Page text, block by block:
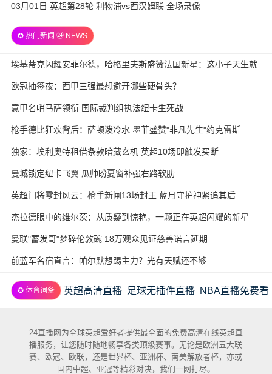
03月01日 英超第28轮 利物浦vs西汉姆联 全场录像
✪ 热门新闻 ㉔ NEWS
埃基蒂克闪耀安菲尔德，哈格里夫斯盛赞法国新星：这小子天生就
是顶级前锋的料
欧冠抽签夜：西甲三强最想避开哪些硬骨头？
意甲名哨马萨领衔 国际裁判组执法纽卡生死战
枪手德比狂欢背后：萨顿泼冷水 墨菲盛赞"非凡先生"约克雷斯
独家：埃利奥特租借条款暗藏玄机 英超10场即触发买断
曼城锁定纽卡飞翼 瓜帅盼夏窗补强右路软肋
英超门将零封风云：枪手新闸13场封王 蓝月守护神紧追其后
杰拉德眼中的维尔茨：从质疑到惊艳，一颗正在英超闪耀的新星
曼联"蓄发哥"梦碎伦敦碗 18万观众见证慈善诺言延期
前蓝军名宿直言：帕尔默想踢主力？光有天赋还不够
✪ 体育词条 英超高清直播 足球无插件直播 NBA直播免费看
24直播网为全球英超爱好者提供最全面的免费高清在线英超直
播服务，让您随时随地畅享各类顶级赛事。无论是欧洲五大联
赛、欧冠、欧联，还是世界杯、亚洲杯、南美解放者杯，亦或
国内中超、亚冠等精彩对决，我们一网打尽。